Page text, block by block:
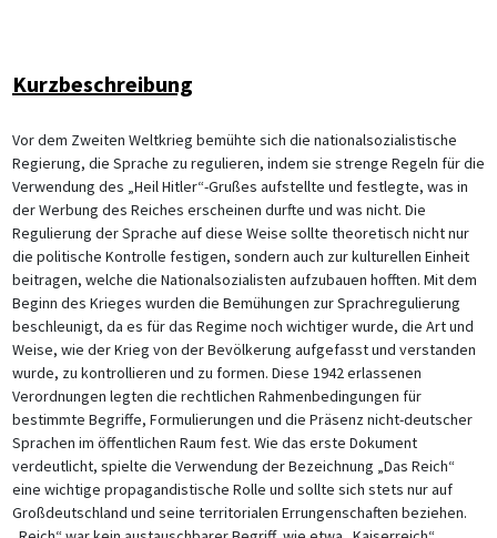
Kurzbeschreibung
Vor dem Zweiten Weltkrieg bemühte sich die nationalsozialistische
Regierung, die Sprache zu regulieren, indem sie strenge Regeln für die
Verwendung des „Heil Hitler“-Grußes aufstellte und festlegte, was in
der Werbung des Reiches erscheinen durfte und was nicht. Die
Regulierung der Sprache auf diese Weise sollte theoretisch nicht nur
die politische Kontrolle festigen, sondern auch zur kulturellen Einheit
beitragen, welche die Nationalsozialisten aufzubauen hofften. Mit dem
Beginn des Krieges wurden die Bemühungen zur Sprachregulierung
beschleunigt, da es für das Regime noch wichtiger wurde, die Art und
Weise, wie der Krieg von der Bevölkerung aufgefasst und verstanden
wurde, zu kontrollieren und zu formen. Diese 1942 erlassenen
Verordnungen legten die rechtlichen Rahmenbedingungen für
bestimmte Begriffe, Formulierungen und die Präsenz nicht-deutscher
Sprachen im öffentlichen Raum fest. Wie das erste Dokument
verdeutlicht, spielte die Verwendung der Bezeichnung „Das Reich“
eine wichtige propagandistische Rolle und sollte sich stets nur auf
Großdeutschland und seine territorialen Errungenschaften beziehen.